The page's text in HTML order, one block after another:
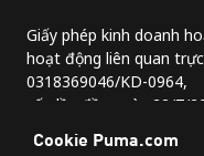
Giấy phép kinh doanh
hoạt động liên quan
0318369046/KD-0964,
cấp lần đầu ngày 22/7/
Lầu 2, tòa nhà Lim